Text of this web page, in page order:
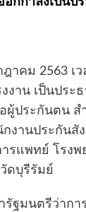
าคม 2563 เ
งาน เป็นปร
อผู้ประกันตน
กงานประกันสั
รแพทย์ โรง
ดบุรีรัมย์
รัฐมนตรีว่ากา